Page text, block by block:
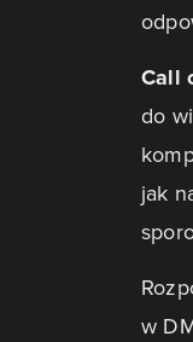
Call
do
jak
w